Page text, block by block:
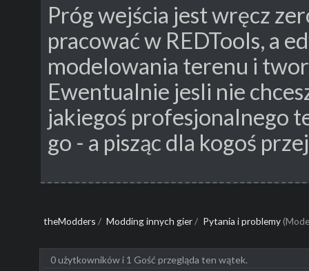
Próg wejścia jest wręcz
pracować w REDTools, a
modelowania terenu i
Ewentualnie jesli nie
jakiegoś profesjonalnego
go - a pisząc dla kogoś
theModders / Modding innych gier/ Pytania i problemy
0 użytkowników i 1 Gość przegląda ten wątek.